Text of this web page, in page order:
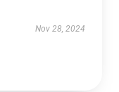
Nov 28, 2024